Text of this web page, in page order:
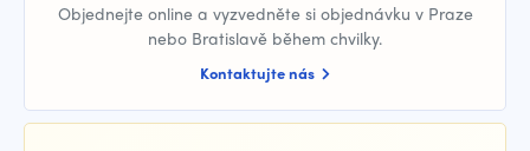
Objednejte online a vyzvedněte si objednávku v Praze
nebo Bratislavě během chvilky.
Kontaktujte nás